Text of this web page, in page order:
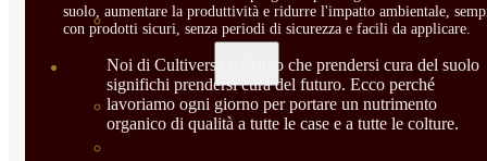
GROWPUNCH
SEMILLAS
VER TODAS
suolo, aumentare la produttività e ridurre l'impatto ambientale,
con prodotti sicuri, senza periodi di sicurezza e facili da applicare.
Noi di Cultivers crediamo che prendersi cura del suolo
significhi prendersi cura del futuro. Ecco perché
lavoriamo ogni giorno per portare un nutrimento
organico di qualità a tutte le case e a tutte le colture.